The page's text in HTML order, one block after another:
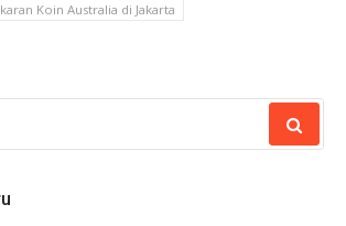
Koin Australia di Jakarta